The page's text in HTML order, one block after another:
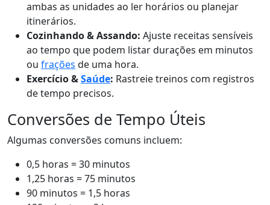
ambas as unidades ao ler horários ou planejar
itinerários.
Cozinhando & Assando: Ajuste receitas sensíveis
ao tempo que podem listar durações em minutos
ou frações de uma hora.
Exercício &Saúde: Rastreie treinos com registros
de tempo precisos.
Conversões de Tempo Úteis
Algumas conversões comuns incluem:
0,5 horas = 30 minutos
1,25 horas = 75 minutos
90 minutos = 1,5 horas